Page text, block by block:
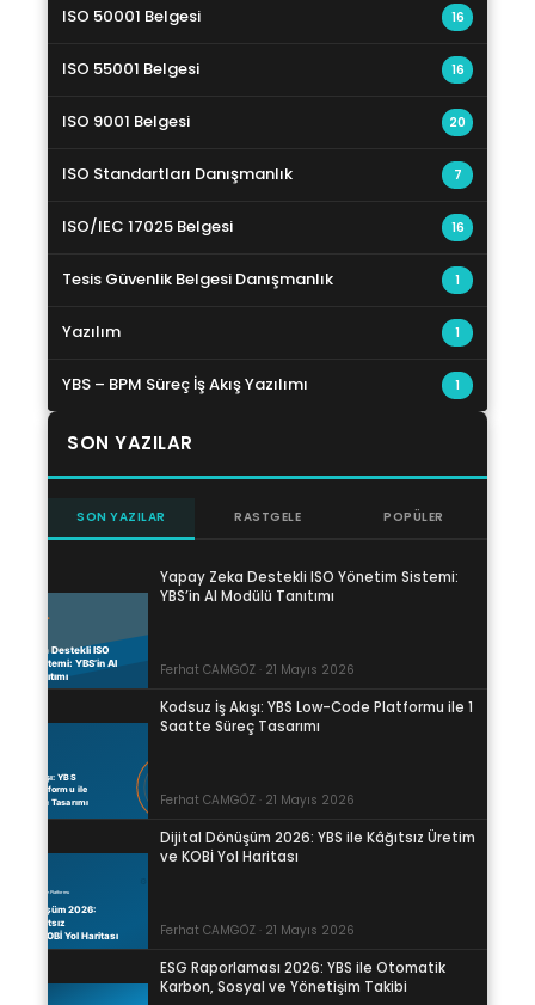
ISO 50001 Belgesi 16
ISO 55001 Belgesi 16
ISO 9001 Belgesi 20
ISO Standartları Danışmanlık 7
ISO/IEC 17025 Belgesi 16
Tesis Güvenlik Belgesi Danışmanlık 1
Yazılım 1
YBS – BPM Süreç İş Akış Yazılımı 1
SON YAZILAR
SON YAZILAR RASTGELE POPÜLER
Yapay Zeka Destekli ISO Yönetim Sistemi:
YBS’in AI Modülü Tanıtımı
Ferhat CAMGÖZ · 21 Mayıs 2026
Kodsuz İş Akışı: YBS Low-Code Platformu ile 1
Saatte Süreç Tasarımı
Ferhat CAMGÖZ · 21 Mayıs 2026
Dijital Dönüşüm 2026: YBS ile Kâğıtsız Üretim
ve KOBİ Yol Haritası
Ferhat CAMGÖZ · 21 Mayıs 2026
ESG Raporlaması 2026: YBS ile Otomatik
Karbon, Sosyal ve Yönetişim Takibi